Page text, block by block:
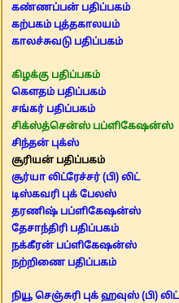
கண்ணப்பன் பதிப்பகம்
கற்பகம் புத்தகாலயம்
காலச்சுவடு பதிப்பகம்
கிழக்கு பதிப்பகம்
கௌதம் பதிப்பகம்
சங்கர் பதிப்பகம்
சிக்ஸ்த்சென்ஸ் பப்ளிகேஷன்ஸ்
சிந்தன் புக்ஸ்
சூரியன் பதிப்பகம்
சூர்யா லிட்ரேச்சர் (பி) லிட்
டிஸ்கவரி புக் பேலஸ்
தரணிஷ் பப்ளிகேஷன்ஸ்
தேசாந்திரி பதிப்பகம்
நக்கீரன் பப்ளிகேஷன்ஸ்
நற்றிணை பதிப்பகம்
நியூ செஞ்சுரி புக் ஹவுஸ் (பி) லிட்